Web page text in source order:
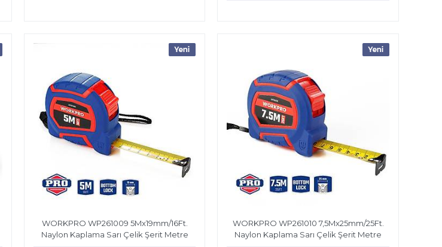
WORKPRO WP261009 5Mx19mm/16Ft.
Naylon Kaplama Sarı Çelik Şerit Metre
WORKPRO WP261010 7,5Mx25mm/25Ft.
Naylon Kaplama Sarı Çelik Şerit Metre